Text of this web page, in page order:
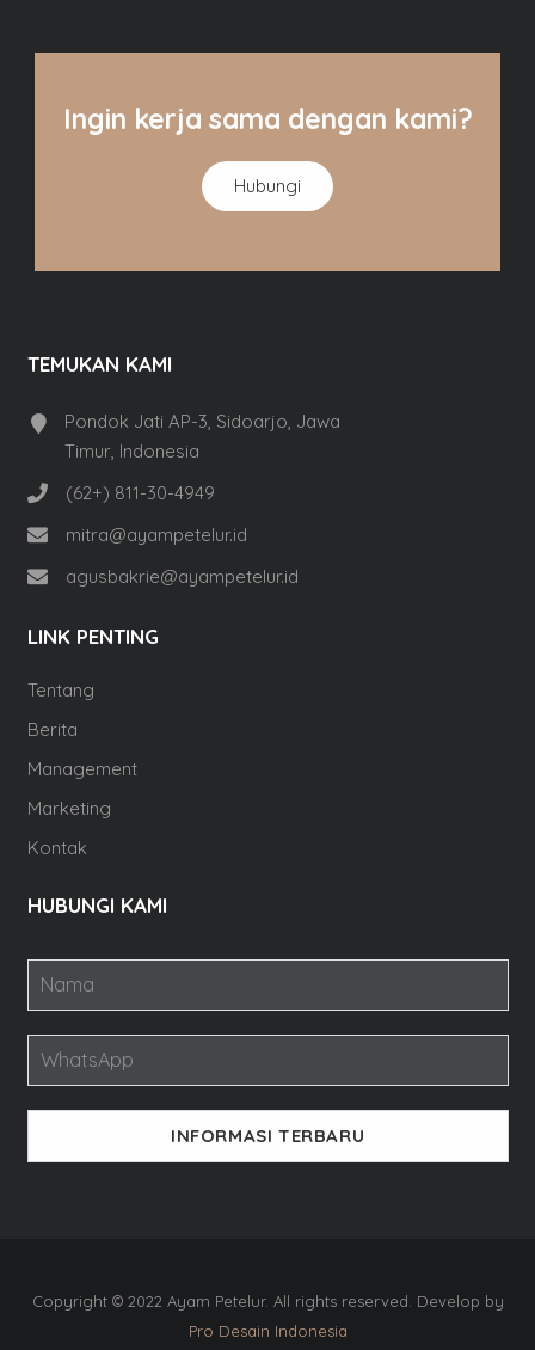
Ingin kerja sama dengan kami?
Hubungi
TEMUKAN KAMI
Pondok Jati AP-3, Sidoarjo, Jawa
Timur, Indonesia
(62+) 811-30-4949
mitra@ayampetelur.id
agusbakrie@ayampetelur.id
LINK PENTING
Tentang
Berita
Management
Marketing
Kontak
HUBUNGI KAMI
INFORMASI TERBARU
Copyright © 2022 Ayam Petelur. All rights reserved. Develop by
Pro Desain Indonesia